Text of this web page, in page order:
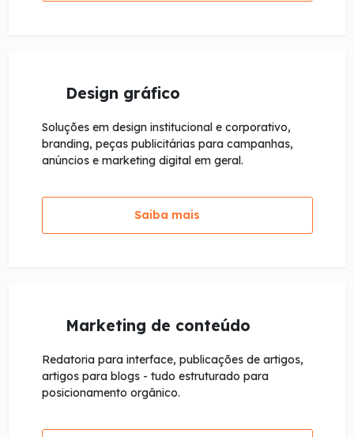
Design gráfico
Soluções em design institucional e corporativo,
branding, peças publicitárias para campanhas,
anúncios e marketing digital em geral.
Saiba mais
Marketing de conteúdo
Redatoria para interface, publicações de artigos,
artigos para blogs - tudo estruturado para
posicionamento orgânico.